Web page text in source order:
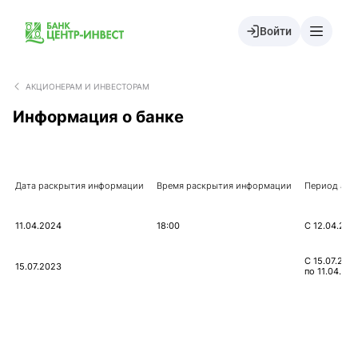
Войти
АКЦИОНЕРАМ И ИНВЕСТОРАМ
Информация о банке
Дата раскрытия информации Время раскрытия информации Период
11.04.2024 18:00 С
15.07.2023
С
по